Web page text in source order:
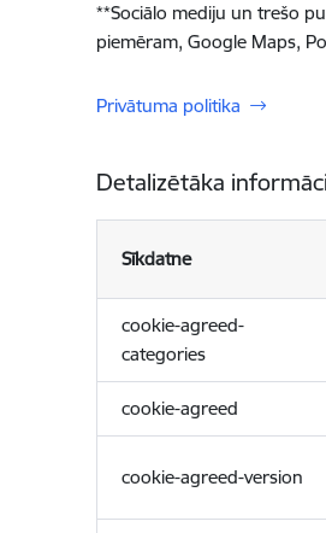
**Sociālo mediju un trešo
piemēram, Google Maps,
Privātuma politika
Detalizētāka
Sīkdatne
cookie-agreed-
categories
cookie-agreed
cookie-agreed-version